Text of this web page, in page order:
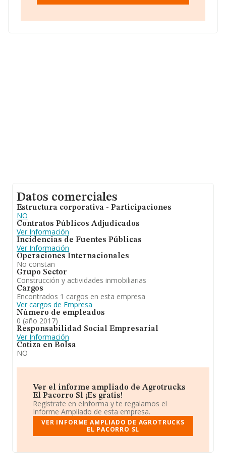
Datos comerciales
Estructura corporativa - Participaciones
NO
Contratos Públicos Adjudicados
Ver Información
Incidencias de Fuentes Públicas
Ver Información
Operaciones Internacionales
No constan
Grupo Sector
Construcción y actividades inmobiliarias
Cargos
Encontrados 1 cargos en esta empresa
Ver cargos de Empresa
Número de empleados
0 (año 2017)
Responsabilidad Social Empresarial
Ver Información
Cotiza en Bolsa
NO
Ver el informe ampliado de Agrotrucks
El Pacorro Sl ¡Es gratis!
Regístrate en eInforma y te regalamos el
Informe Ampliado de esta empresa.
VER INFORME AMPLIADO DE AGROTRUCKS
EL PACORRO SL